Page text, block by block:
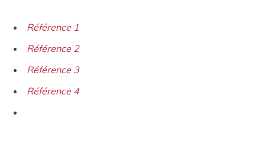
Référence 1
Référence 2
Référence 3
Référence 4